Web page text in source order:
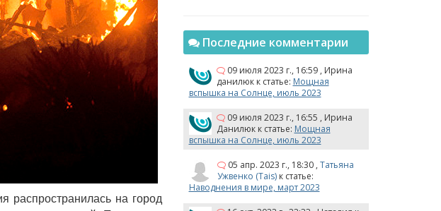
на город
Последние комментарии
09 июля 2023 г., 16:59 , Ирина
данилюк к статье: Мощная
вспышка на Солнце, июль 2023
09 июля 2023 г., 16:55 , Ирина
Данилюк к статье: Мощная
вспышка на Солнце, июль 2023
05 апр. 2023 г., 18:30 , Татьяна
Ужвенко (Tais) к статье:
Наводнения в мире, март 2023